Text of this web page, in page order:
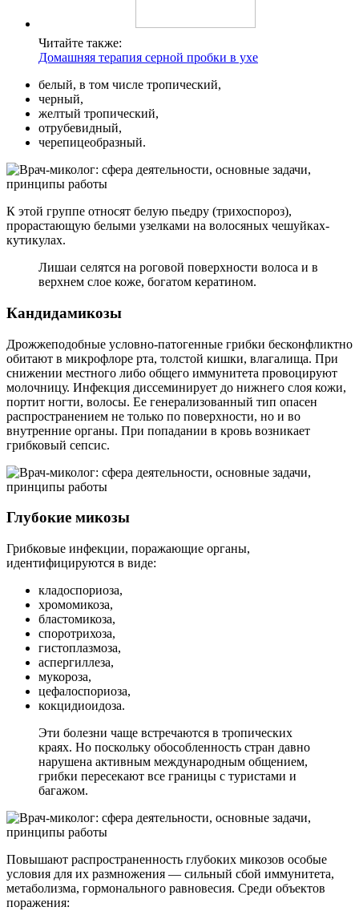
Читайте также:
Домашняя терапия серной пробки в ухе
белый, в том числе тропический,
черный,
желтый тропический,
отрубевидный,
черепицеобразный.
К этой группе относят белую пьедру (трихоспороз),
прорастающую белыми узелками на волосяных чешуйках-
кутикулах.
Лишаи селятся на роговой поверхности волоса и в
верхнем слое коже, богатом кератином.
Кандидамикозы
Дрожжеподобные условно-патогенные грибки бесконфликтно
обитают в микрофлоре рта, толстой кишки, влагалища. При
снижении местного либо общего иммунитета провоцируют
молочницу. Инфекция диссеминирует до нижнего слоя кожи,
портит ногти, волосы. Ее генерализованный тип опасен
распространением не только по поверхности, но и во
внутренние органы. При попадании в кровь возникает
грибковый сепсис.
Глубокие микозы
Грибковые инфекции, поражающие органы,
идентифицируются в виде:
кладоспориоза,
хромомикоза,
бластомикоза,
споротрихоза,
гистоплазмоза,
аспергиллеза,
мукороза,
цефалоспориоза,
кокцидиоидоза.
Эти болезни чаще встречаются в тропических
краях. Но поскольку обособленность стран давно
нарушена активным международным общением,
грибки пересекают все границы с туристами и
багажом.
Повышают распространенность глубоких микозов особые
условия для их размножения — сильный сбой иммунитета,
метаболизма, гормонального равновесия. Среди объектов
поражения: